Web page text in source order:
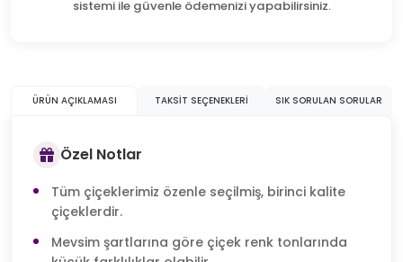
sistemi ile güvenle ödemenizi yapabilirsiniz.
ÜRÜN AÇIKLAMASI TAKSIT SEÇENEKLERI SIK SORULAN SORULAR
Özel Notlar
Tüm çiçeklerimiz özenle seçilmiş, birinci kalite
çiçeklerdir.
Mevsim şartlarına göre çiçek renk tonlarında